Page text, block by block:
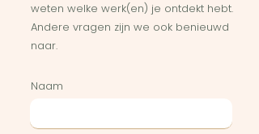
weten welke werk(en) je ontdekt hebt.
Andere vragen zijn we ook benieuwd
naar.
Naam